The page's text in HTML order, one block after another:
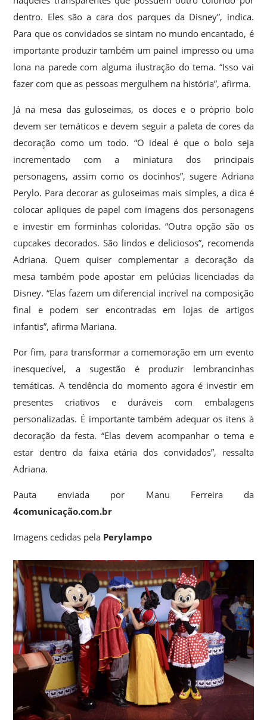
dentro. Eles são a cara dos parques da Disney”, indica.
Para que os convidados se sintam no mundo encantado, é
importante produzir também um painel impresso ou uma
lona na parede com alguma ilustração do tema. “Isso vai
fazer com que as pessoas mergulhem na história”, afirma.
Já na mesa das guloseimas, os doces e o próprio bolo
devem ser temáticos e devem seguir a paleta de cores da
decoração como um todo. “O ideal é que o bolo seja
incrementado com a miniatura dos principais
personagens, assim como os docinhos”, sugere Adriana
Perylo. Para decorar as guloseimas mais simples, a dica é
colocar apliques de papel com imagens dos personagens
e investir em forminhas coloridas. “Outra opção são os
cupcakes decorados. São lindos e deliciosos”, recomenda
Adriana. Quem quiser complementar a decoração da
mesa também pode apostar em pelúcias licenciadas da
Disney. “Elas fazem um diferencial incrível na composição
final e podem ser encontradas em lojas de artigos
infantis”, afirma Mariana.
Por fim, para transformar a comemoração em um evento
inesquecível, a sugestão é produzir lembrancinhas
temáticas. A tendência do momento agora é investir em
presentes criativos e duráveis com embalagens
personalizadas. É importante também adequar os itens à
decoração da festa. “Elas devem acompanhar o tema e
estar dentro da faixa etária dos convidados”, ressalta
Adriana.
Pauta enviada por Manu Ferreira da
4comunicação.com.br
Imagens cedidas pela Perylampo